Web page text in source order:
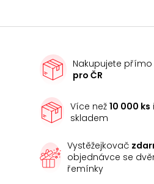
Nakupujete
pro ČR
Více než10 000 ks
skladem
Vystěžejkovač
objednávce se
řemínky